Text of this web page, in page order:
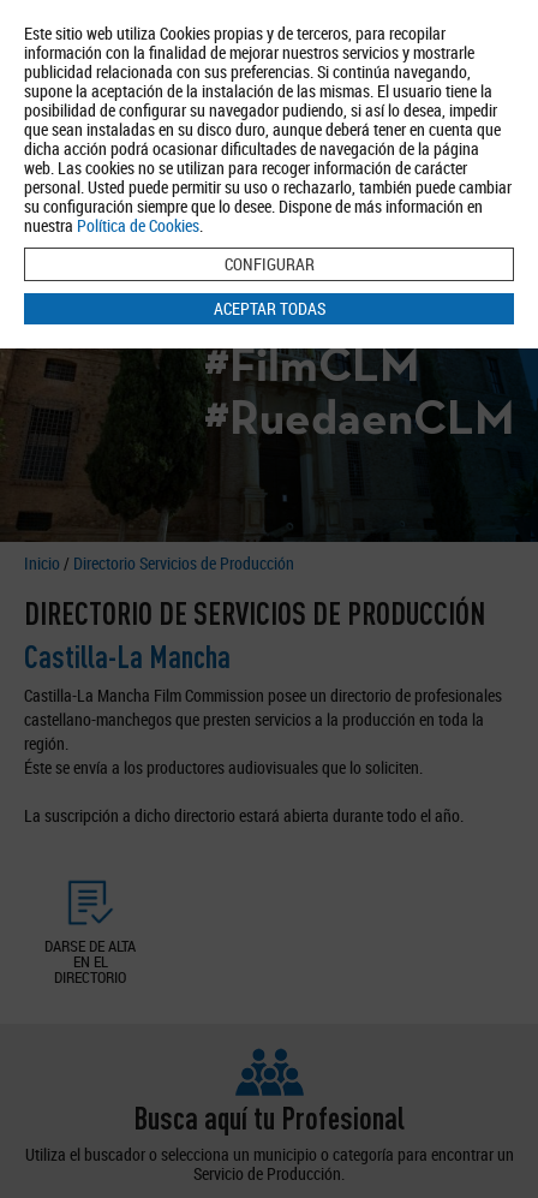
Este sitio web utiliza Cookies propias y de terceros, para recopilar
información con la finalidad de mejorar nuestros servicios y mostrarle
publicidad relacionada con sus preferencias. Si continúa navegando,
supone la aceptación de la instalación de las mismas. El usuario tiene la
posibilidad de configurar su navegador pudiendo, si así lo desea, impedir
que sean instaladas en su disco duro, aunque deberá tener en cuenta que
dicha acción podrá ocasionar dificultades de navegación de la página
web. Las cookies no se utilizan para recoger información de carácter
personal. Usted puede permitir su uso o rechazarlo, también puede cambiar
su configuración siempre que lo desee. Dispone de más información en
nuestra Política de Cookies.
CONFIGURAR
ACEPTAR TODAS
Quiénes somos Turismo Política de Privacidad Aviso Legal
Política de Cookies
BUSCAR
#FilmCLM
#RuedaenCLM
Inicio / Directorio Servicios de Producción
DIRECTORIO DE SERVICIOS DE PRODUCCIÓN
Castilla-La Mancha
Castilla-La Mancha Film Commission posee un directorio de profesionales
castellano-manchegos que presten servicios a la producción en toda la
región.
Éste se envía a los productores audiovisuales que lo soliciten.
La suscripción a dicho directorio estará abierta durante todo el año.
DARSE DE ALTA
EN EL
DIRECTORIO
Busca aquí tu Profesional
Utiliza el buscador o selecciona un municipio o categoría para encontrar un
Servicio de Producción.